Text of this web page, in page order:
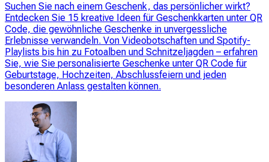
Suchen Sie nach einem Geschenk, das persönlicher wirkt?
Entdecken Sie 15 kreative Ideen für Geschenkkarten unter QR
Code, die gewöhnliche Geschenke in unvergessliche
Erlebnisse verwandeln. Von Videobotschaften und Spotify-
Playlists bis hin zu Fotoalben und Schnitzeljagden – erfahren
Sie, wie Sie personalisierte Geschenke unter QR Code für
Geburtstage, Hochzeiten, Abschlussfeiern und jeden
besonderen Anlass gestalten können.